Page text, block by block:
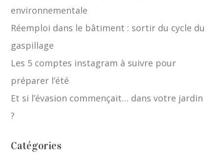
environnementale
Réemploi dans le bâtiment : sortir du cycle du
gaspillage
Les 5 comptes instagram à suivre pour
préparer l’été
Et si l’évasion commençait… dans votre jardin
?
Catégories